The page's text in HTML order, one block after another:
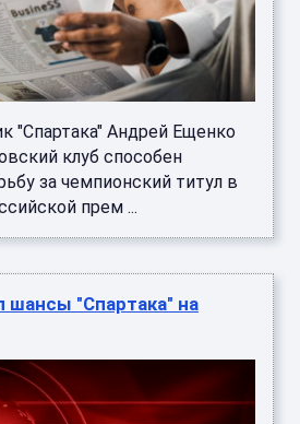
"Спартака" Андрей Ещенко
клуб способен
за чемпионский титул в
прем ...
шансы "Спартака" на